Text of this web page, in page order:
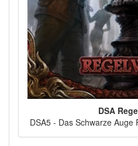
DSA
DSA5 - Das Schwarze